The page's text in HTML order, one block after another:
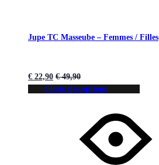
Jupe TC Masseube – Femmes / Filles
€ 22,90 €49,90
Choix des options